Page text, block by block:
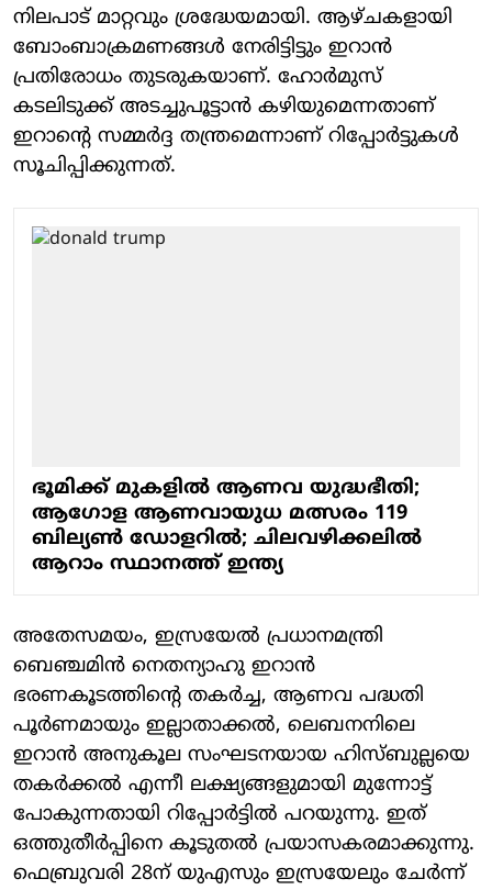
നിലപാട് മാറ്റവും ശ്രദ്ധേയമായി. ആഴ്ചകളായി
ബോംബാക്രമണങ്ങള്‍ നേരിട്ടിട്ടും ഇറാന്‍
പ്രതിരോധം തുടരുകയാണ്. ഹോര്‍മുസ്
കടലിടുക്ക് അടച്ചുപൂട്ടാന്‍ കഴിയുമെന്നതാണ്
ഇറാന്റെ സമ്മര്‍ദ്ദ തന്ത്രമെന്നാണ് റിപ്പോര്‍ട്ടുകള്‍
സൂചിപ്പിക്കുന്നത്.
ഭൂമിക്ക് മുകളിൽ ആണവ യുദ്ധഭീതി;
ആഗോള ആണവായുധ മത്സരം 119
ബില്യൺ ഡോളറിൽ; ചിലവഴിക്കലിൽ
ആറാം സ്ഥാനത്ത് ഇന്ത്യ
അതേസമയം, ഇസ്രയേല്‍ പ്രധാനമന്ത്രി
ബെഞ്ചമിന്‍ നെതന്യാഹു ഇറാന്‍
ഭരണകൂടത്തിന്റെ തകര്‍ച്ച, ആണവ പദ്ധതി
പൂര്‍ണമായും ഇല്ലാതാക്കല്‍, ലെബനനിലെ
ഇറാന്‍ അനുകൂല സംഘടനയായ ഹിസ്ബുല്ലയെ
തകര്‍ക്കല്‍ എന്നീ ലക്ഷ്യങ്ങളുമായി മുന്നോട്ട്
പോകുന്നതായി റിപ്പോര്‍ട്ടില്‍ പറയുന്നു. ഇത്
ഒത്തുതീര്‍പ്പിനെ കൂടുതല്‍ പ്രയാസകരമാക്കുന്നു.
ഫെബ്രുവരി 28ന് യുഎസും ഇസ്രയേലും ചേര്‍ന്ന്